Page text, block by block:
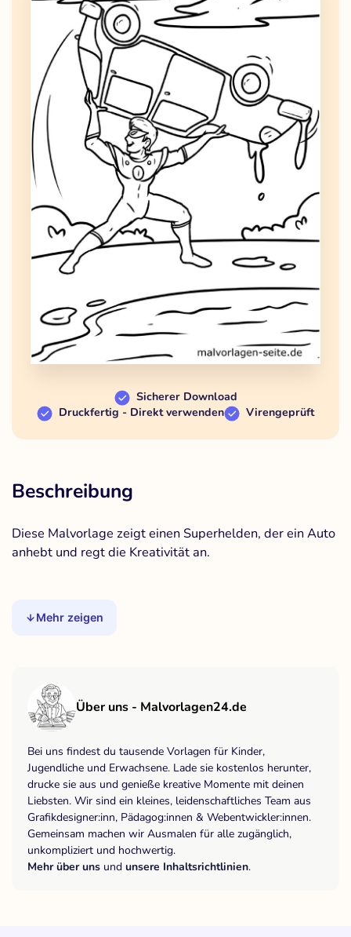
Sicherer Download
Druckfertig - Direkt verwenden
Virengeprüft
Beschreibung
Diese Malvorlage zeigt einen Superhelden, der ein Auto
anhebt und regt die Kreativität an.
Mehr zeigen
Über uns - Malvorlagen24.de
Bei uns findest du tausende Vorlagen für Kinder,
Jugendliche und Erwachsene. Lade sie kostenlos herunter,
drucke sie aus und genieße kreative Momente mit deinen
Liebsten. Wir sind ein kleines, leidenschaftliches Team aus
Grafikdesigner:inn, Pädagog:innen & Webentwickler:innen.
Gemeinsam machen wir Ausmalen für alle zugänglich,
unkompliziert und hochwertig.
Mehr über uns und unsere Inhaltsrichtlinien.